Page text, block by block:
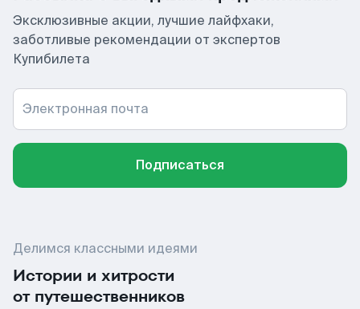
Эксклюзивные акции, лучшие лайфхаки,
заботливые рекомендации от экспертов
Купибилета
Электронная почта
Подписаться
Делимся классными идеями
Истории и хитрости
от путешественников